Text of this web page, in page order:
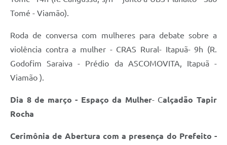
Tomé - Viamão).
Roda de conversa com mulheres para debate sobre a
violência contra a mulher - CRAS Rural- Itapuã- 9h (R.
Godofim Saraiva - Prédio da ASCOMOVITA, Itapuã -
Viamão ).
Dia 8 de março - Espaço da Mulher- Calçadão Tapir
Rocha
Cerimônia de Abertura com a presença do Prefeito -